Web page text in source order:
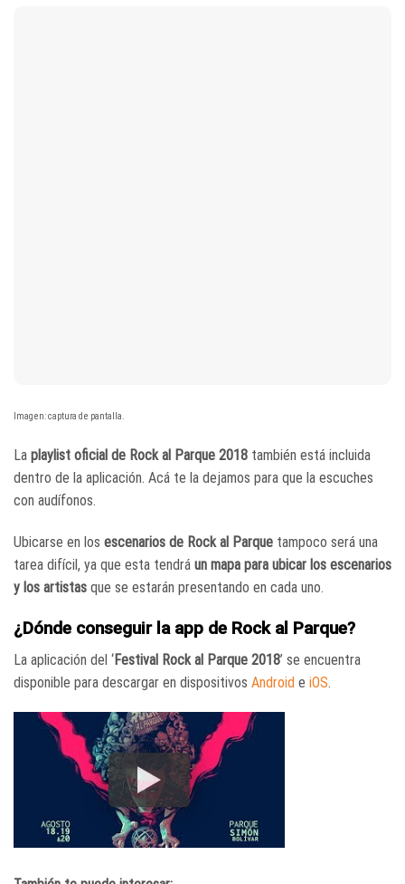
Imagen: captura de pantalla.
La playlist oficial de Rock al Parque 2018 también está incluida
dentro de la aplicación. Acá te la dejamos para que la escuches
con audífonos.
Ubicarse en los escenarios de Rock al Parque tampoco será una
tarea difícil, ya que esta tendrá un mapa para ubicar los escenarios
y los artistas que se estarán presentando en cada uno.
¿Dónde conseguir la app de Rock al Parque?
La aplicación del ‘Festival Rock al Parque 2018’ se encuentra
disponible para descargar en dispositivos Android e iOS.